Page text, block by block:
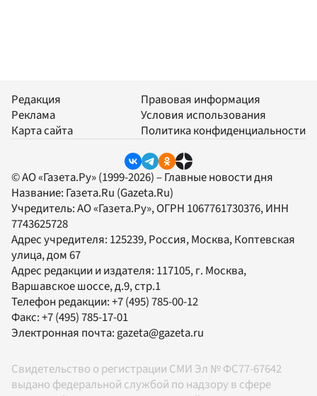
Редакция
Реклама
Карта сайта
Правовая информация
Условия использования
Политика конфиденциальности
© АО «Газета.Ру» (1999-2026) – Главные новости дня
Название: Газета.Ru (Gazeta.Ru)
Учредитель:АО «Газета.Ру», ОГРН 1067761730376, ИНН
7743625728
Адрес учредителя: 125239, Россия, Москва, Коптевская
улица, дом 67
Адрес редакции и издателя: 117105, г. Москва,
Варшавское шоссе, д.9, стр.1
Телефон редакции:+7 (495) 785-00-12
Факс:+7 (495) 785-17-01
Электронная почта: gazeta@gazeta.ru
Свидетельство о регистрации СМИ Эл № ФС77-67642
выдано федеральной службой по надзору в сфере